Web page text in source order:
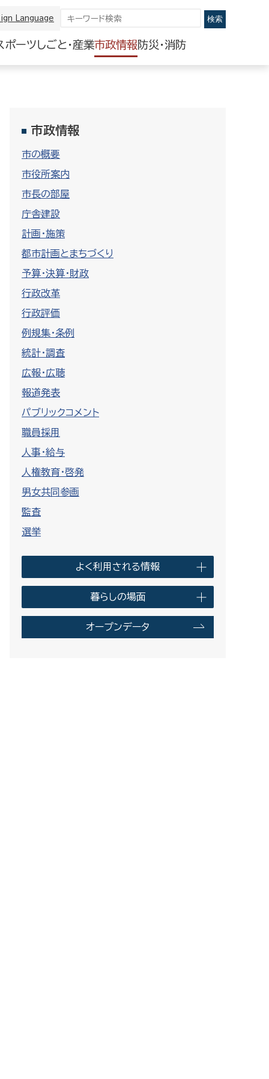
Language
ポーツしごと・産業市政情報 防災・消防
市政情報
市の概要
市役所案内
市長の部屋
庁舎建設
計画・施策
都市計画とまちづくり
予算・決算・財政
行政改革
行政評価
例規集・条例
統計・調査
広報・広聴
報道発表
パブリックコメント
職員採用
人事・給与
人権教育・啓発
男女共同参画
監査
選挙
よく利用される情報
暮らしの場面
オープンデータ